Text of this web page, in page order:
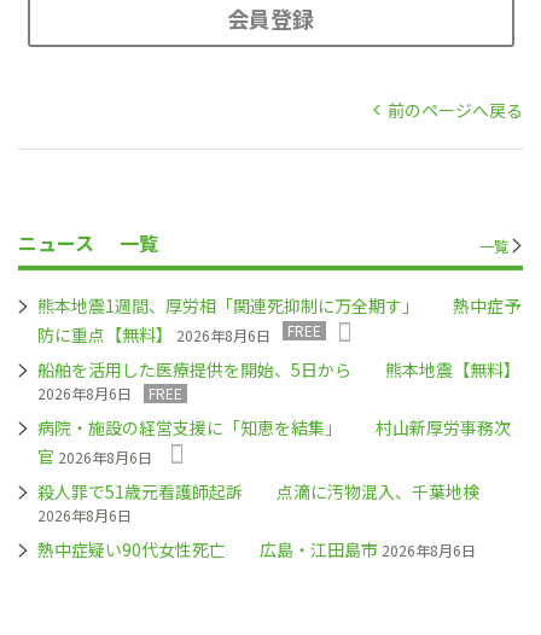
会員登録
前のページへ戻る
ニュース 一覧 一覧
熊本地震1週間、厚労相「関連死抑制に万全期す」 熱中症予
防に重点【無料】
2026年8月6日 FREE
船舶を活用した医療提供を開始、5日から 熊本地震【無料】
2026年8月6日 FREE
病院・施設の経営支援に「知恵を結集」 村山新厚労事務次
官 2026年8月6日
殺人罪で51歳元看護師起訴 点滴に汚物混入、千葉地検
2026年8月6日
熱中症疑い90代女性死亡 広島・江田島市 2026年8月6日